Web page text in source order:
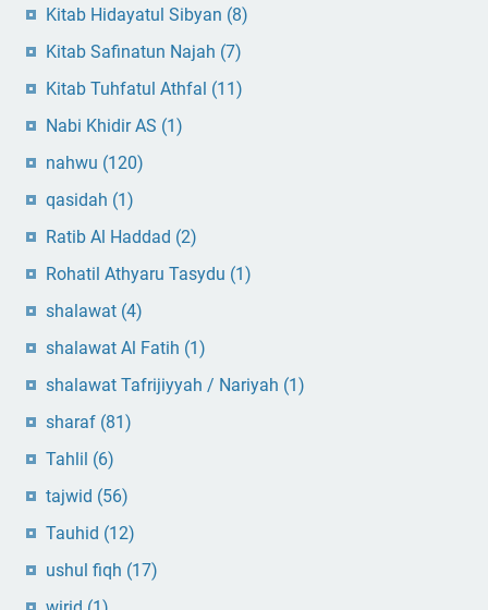
Kitab Hidayatul Sibyan (8)
Kitab Safinatun Najah (7)
Kitab Tuhfatul Athfal (11)
Nabi Khidir AS (1)
nahwu (120)
qasidah (1)
Ratib Al Haddad (2)
Rohatil Athyaru Tasydu (1)
shalawat (4)
shalawat Al Fatih (1)
shalawat Tafrijiyyah / Nariyah (1)
sharaf (81)
Tahlil (6)
tajwid (56)
Tauhid (12)
ushul fiqh (17)